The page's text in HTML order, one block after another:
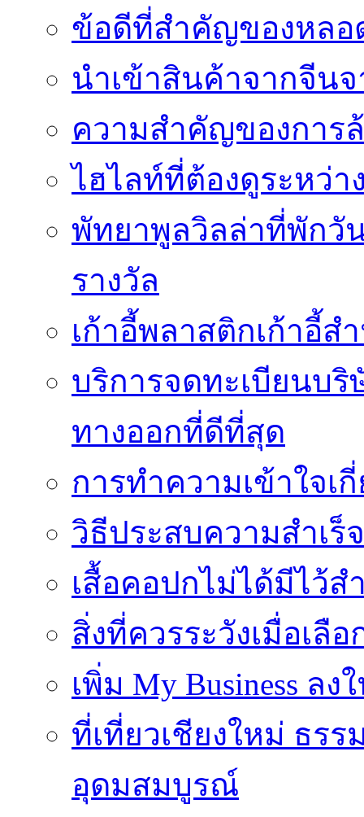
ข้อดีที่สำคัญของหลอ
นำเข้าสินค้าจากจีน
ความสำคัญของการ
ไฮไลท์ที่ต้องดูระหว่า
พัทยาพูลวิลล่าที่พักวั
รางวัล
เก้าอี้พลาสติกเก้าอี้
บริการจดทะเบียนบ
ทางออกที่ดีที่สุด
การทำความเข้าใจเ
วิธีประสบความสำเ
เสื้อคอปกไม่ได้มีไว้
สิ่งที่ควรระวังเมื่อเลื
เพิ่ม My Business ลง
ที่เที่ยวเชียงใหม่ ธร
อุดมสมบูรณ์